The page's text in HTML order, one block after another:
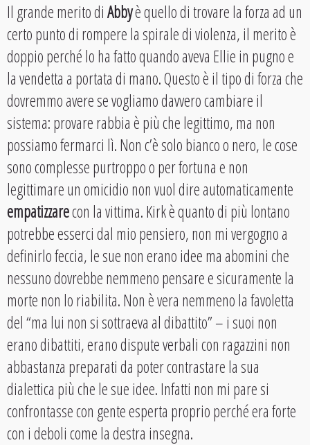
Il grande merito diAbbyè quello di trovare la forza ad un
certo punto di rompere la spirale di violenza, il merito è
doppio perché lo ha fatto quando aveva Ellie in pugno e
la vendetta a portata di mano. Questo è il tipo di forza che
dovremmo avere se vogliamo davvero cambiare il
sistema: provare rabbia è più che legittimo, ma non
possiamo fermarci lì. Non c’è solo bianco o nero, le cose
sono complesse purtroppo o per fortuna e non
legittimare un omicidio non vuol dire automaticamente
empatizzarecon la vittima. Kirk è quanto di più lontano
potrebbe esserci dal mio pensiero, non mi vergogno a
definirlo feccia, le sue non erano idee ma abomini che
nessuno dovrebbe nemmeno pensare e sicuramente la
morte non lo riabilita. Non è vera nemmeno la favoletta
del “ma lui non si sottraeva al dibattito” – i suoi non
erano dibattiti, erano dispute verbali con ragazzini non
abbastanza preparati da poter contrastare la sua
dialettica più che le sue idee. Infatti non mi pare si
confrontasse con gente esperta proprio perché era forte
con i deboli come la destra insegna.